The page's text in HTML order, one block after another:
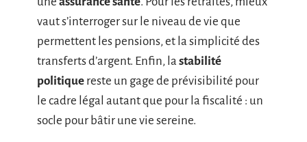
vaut s’interroger sur le niveau de vie que
permettent les pensions, et la simplicité des
transferts d’argent. Enfin, la stabilité
politique reste un gage de prévisibilité pour
le cadre légal autant que pour la fiscalité : un
socle pour bâtir une vie sereine.